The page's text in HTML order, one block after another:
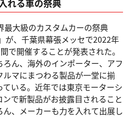
れる車の祭典
最大級のカスタムカーの祭典
が、千葉県幕張メッセで2022年
で開催することが発表された。
ん、海外のインポーター、アフ
マにまつわる製品が一堂に揃
いる。近年では東京モーターシ
で新製品がお披露目されること
、メーカーも力を入れて出展し